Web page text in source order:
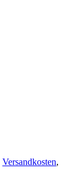
Versandkosten,